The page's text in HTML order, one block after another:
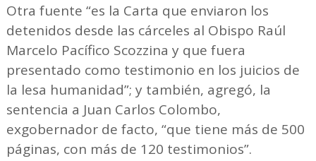
Otra fuente “es la Carta que enviaron los
detenidos desde las cárceles al Obispo Raúl
Marcelo Pacífico Scozzina y que fuera
presentado como testimonio en los juicios de
la lesa humanidad”; y también, agregó, la
sentencia a Juan Carlos Colombo,
exgobernador de facto, “que tiene más de 500
páginas, con más de 120 testimonios”.